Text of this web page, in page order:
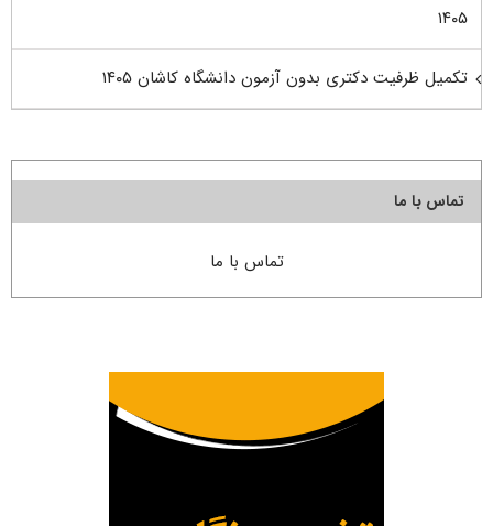
۱۴۰۵
تکمیل ظرفیت دکتری بدون آزمون دانشگاه کاشان ۱۴۰۵
تماس با ما
تماس با ما